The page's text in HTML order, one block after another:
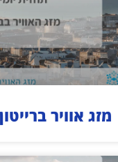
מזג אוויר ברייטון